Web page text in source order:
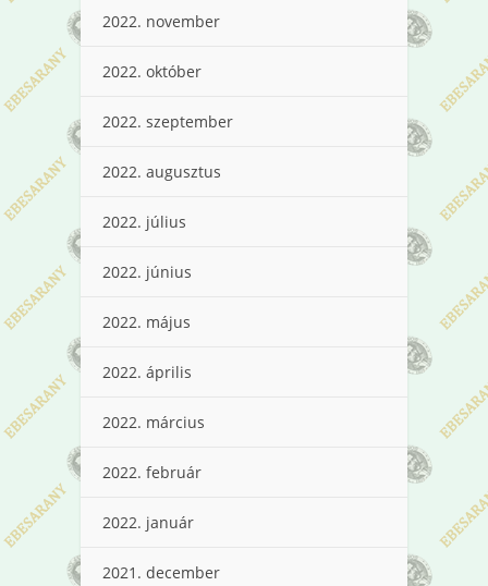
2022. november
2022. október
2022. szeptember
2022. augusztus
2022. július
2022. június
2022. május
2022. április
2022. március
2022. február
2022. január
2021. december